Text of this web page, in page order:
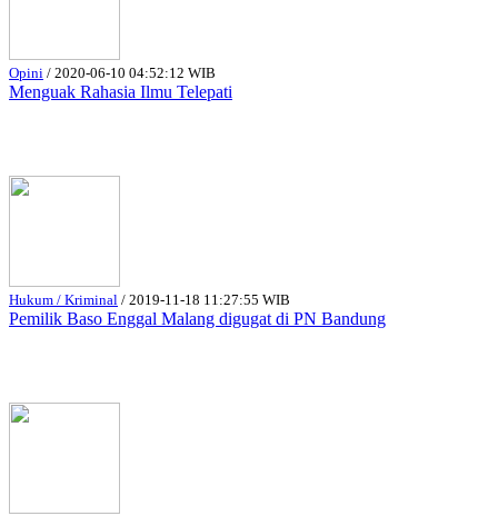
Opini / 2020-06-10 04:52:12 WIB
Menguak Rahasia Ilmu Telepati
Hukum / Kriminal / 2019-11-18 11:27:55 WIB
Pemilik Baso Enggal Malang digugat di PN Bandung